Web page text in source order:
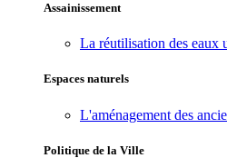
Assainissement
La réutilisation des eaux
Espaces naturels
L'aménagement des
Politique de la Ville